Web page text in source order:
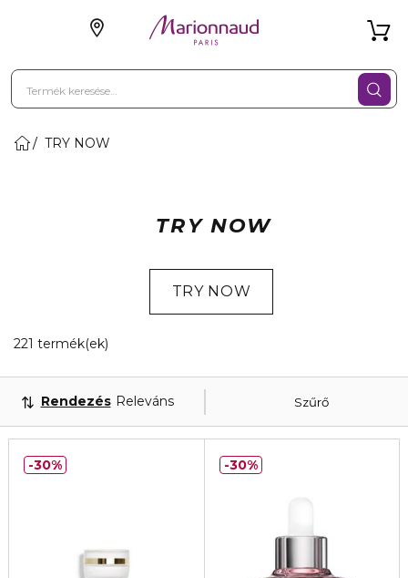
TRY NOW
TRY NOW
TRY NOW
221 termék(ek)
Szűrő
Rendezés Releváns
30% 30%